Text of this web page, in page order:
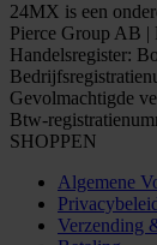
24MX is een
Pierce Group AB |
Handelsregister:
Gevolmachtigde
Btw-
SHOPPEN
Algemene
Verzending